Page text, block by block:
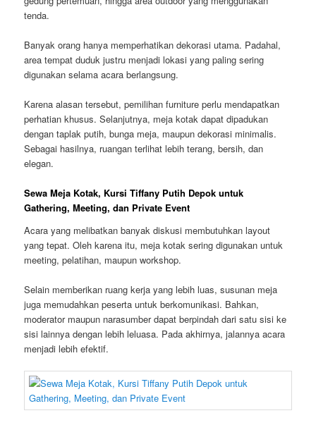
tenda.
Banyak orang hanya memperhatikan dekorasi utama. Padahal,
area tempat duduk justru menjadi lokasi yang paling sering
digunakan selama acara berlangsung.
Karena alasan tersebut, pemilihan furniture perlu mendapatkan
perhatian khusus. Selanjutnya, meja kotak dapat dipadukan
dengan taplak putih, bunga meja, maupun dekorasi minimalis.
Sebagai hasilnya, ruangan terlihat lebih terang, bersih, dan
elegan.
Sewa Meja Kotak, Kursi Tiffany Putih Depok untuk
Gathering, Meeting, dan Private Event
Acara yang melibatkan banyak diskusi membutuhkan layout
yang tepat. Oleh karena itu, meja kotak sering digunakan untuk
meeting, pelatihan, maupun workshop.
Selain memberikan ruang kerja yang lebih luas, susunan meja
juga memudahkan peserta untuk berkomunikasi. Bahkan,
moderator maupun narasumber dapat berpindah dari satu sisi ke
sisi lainnya dengan lebih leluasa. Pada akhirnya, jalannya acara
menjadi lebih efektif.